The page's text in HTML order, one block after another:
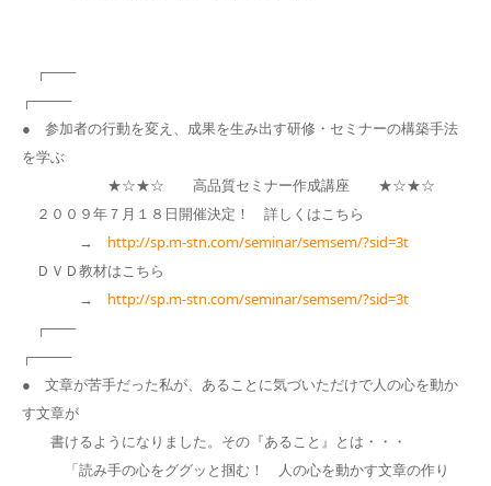
┌───
┌────
● 参加者の行動を変え、成果を生み出す研修・セミナーの構築手法
を学ぶ
★☆★☆ 高品質セミナー作成講座 ★☆★☆
２００９年７月１８日開催決定！ 詳しくはこちら
→ http://sp.m-stn.com/seminar/semsem/?sid=3t
ＤＶＤ教材はこちら
→ http://sp.m-stn.com/seminar/semsem/?sid=3t
┌───
┌────
● 文章が苦手だった私が、あることに気づいただけで人の心を動か
す文章が
書けるようになりました。その『あること』とは・・・
「読み手の心をググッと掴む！ 人の心を動かす文章の作り